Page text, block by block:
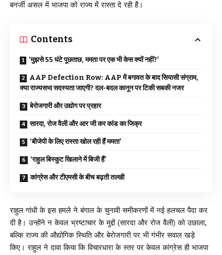
बनर्जी असल में भाजपा को राज्य में रास्ता दे रही हैं।
Contents
‘मुझसे 55 घंटे पूछताछ, ममता पर एक भी केस क्यों नहीं?’
AAP Defection Row: AAP में बगावत के बाद सियासी संग्राम,
क्या राज्यसभा सदस्यता जाएगी? दल-बदल कानून पर टिकी सबकी नजर
बेरोजगारी और उद्योग पर प्रहार
सारदा, रोज वैली और आर जी कर कांड का जिक्र
‘बीजेपी के लिए रास्ता खोल रही हैं ममता’
‘राहुल बिस्कुट खिलाने में बिजी हैं’
कांग्रेस और टीएमसी के बीच बढ़ती तल्खी
राहुल गांधी के इस हमले ने बंगाल के चुनावी समीकरणों में नई हलचल पैदा कर
दी है। उन्होंने न केवल भ्रष्टाचार के मुद्दों (सारदा और रोज वैली) को उछाला,
बल्कि राज्य की औद्योगिक स्थिति और बेरोजगारी पर भी गंभीर सवाल खड़े
किए। राहुल ने दावा किया कि विचारधारा के स्तर पर केवल कांग्रेस ही भाजपा